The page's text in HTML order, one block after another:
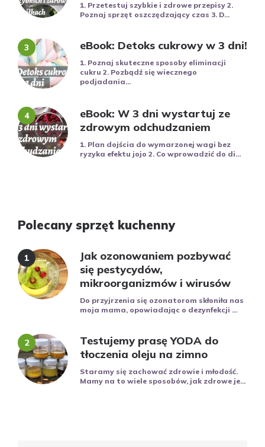
1. Przetestuj szybkie i zdrowe przepisy 2.
Poznaj sprzęt oszczędzający czas 3. D...
eBook: Detoks cukrowy w 3 dni!
1. Poznaj skuteczne sposoby eliminacji
cukru 2. Pozbądź się wiecznego
podjadania...
eBook: W 3 dni wystartuj ze
zdrowym odchudzaniem
1. Plan dojścia do wymarzonej wagi bez
ryzyka efektu jojo 2. Co wprowadzić do di...
Polecany sprzęt kuchenny
Jak ozonowaniem pozbywać
się pestycydów,
mikroorganizmów i wirusów
Do przyjrzenia się ozonatorom skłoniła nas
moja mama, opowiadając o dezynfekcji ...
Testujemy prasę YODA do
tłoczenia oleju na zimno
Staramy się zachować zdrowie i młodość.
Mamy na to wiele sposobów, jak zdrowe je...